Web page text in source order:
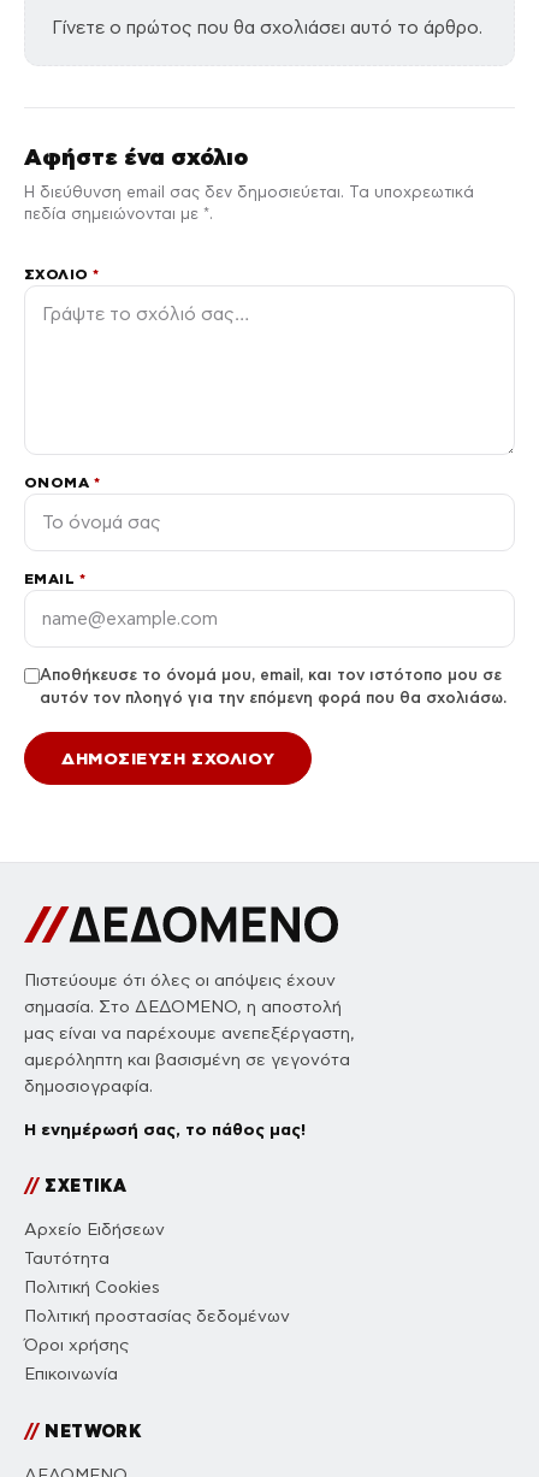
Γίνετε ο πρώτος που θα σχολιάσει αυτό το άρθρο.
Αφήστε ένα σχόλιο
Η διεύθυνση email σας δεν δημοσιεύεται. Τα υποχρεωτικά
πεδία σημειώνονται με *.
ΣΧΌΛΙΟ*
ΌΝΟΜΑ *
EMAIL *
Αποθήκευσε το όνομά μου, email, και τον ιστότοπο μου σε
αυτόν τον πλοηγό για την επόμενη φορά που θα σχολιάσω.
Πιστεύουμε ότι όλες οι απόψεις έχουν
σημασία. Στο ΔΕΔΟΜΕΝΟ, η αποστολή
μας είναι να παρέχουμε ανεπεξέργαστη,
αμερόληπτη και βασισμένη σε γεγονότα
δημοσιογραφία.
Η ενημέρωσή σας, το πάθος μας!
//ΣΧΕΤΙΚΑ
Αρχείο Ειδήσεων
Ταυτότητα
Πολιτική Cookies
Πολιτική προστασίας δεδομένων
Όροι χρήσης
Επικοινωνία
//NETWORK